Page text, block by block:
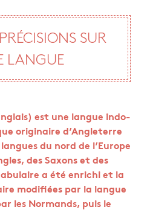
SUR
LANGUE
est une langue indo-
originaire d’Angleterre
du nord de l’Europe
des Saxons et des
a été enrichi et la
modifiées par la langue
les Normands, puis le